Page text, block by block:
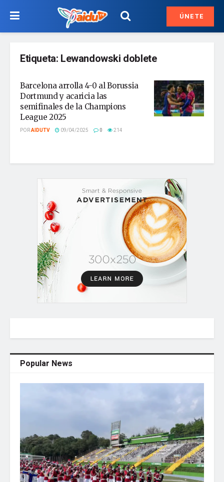
ÚNETE
Etiqueta: Lewandowski doblete
Barcelona arrolla 4-0 al Borussia
Dortmund y acaricia las
semifinales de la Champions
League 2025
PORAIDUTV 09/04/2025 0 214
Popular News